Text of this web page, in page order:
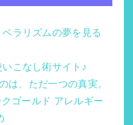
ラリズムの夢を見る
いこなし術サイト♪
は、ただ一つの真実。
ゴールド アレルギー